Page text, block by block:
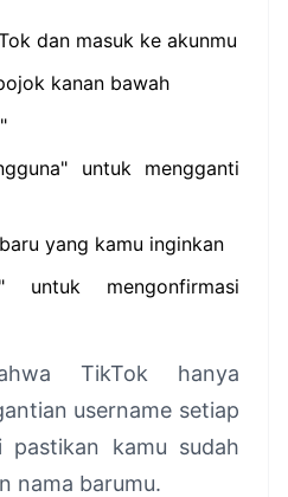
dan masuk ke akunmu
kanan bawah
untuk mengganti
yang kamu inginkan
untuk mengonfirmasi
TikTok hanya
username setiap
kamu sudah
nama barumu.